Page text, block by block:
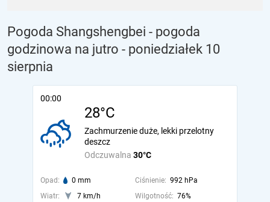
Pogoda Shangshengbei - pogoda
godzinowa na jutro - poniedziałek 10
sierpnia
00:00
28°C
Odczuwalna 30°C
Zachmurzenie duże, lekki przelotny
deszcz
Opad: 0 mm Ciśnienie: 992 hPa
Wiatr:
7 km/h Wilgotność: 76%